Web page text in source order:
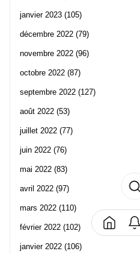
janvier 2023 (105)
décembre 2022 (79)
novembre 2022 (96)
octobre 2022 (87)
septembre 2022 (127)
août 2022 (53)
juillet 2022 (77)
juin 2022 (76)
mai 2022 (83)
avril 2022 (97)
mars 2022 (110)
février 2022 (102)
janvier 2022 (106)